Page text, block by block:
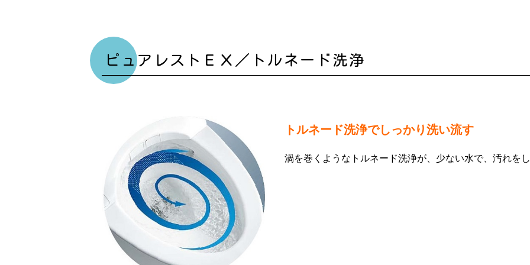
ピュアレストＥＸ／トルネード洗浄
トルネード洗浄でしっかり洗い流す
渦を巻くようなトルネード洗浄が、少ない水で、汚れを